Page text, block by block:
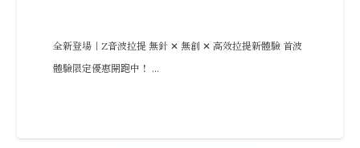
全新登場｜Z音波拉提 無針 ✕ 無創 ✕ 高效拉提新體驗 首波
體驗限定優惠開跑中！ ...